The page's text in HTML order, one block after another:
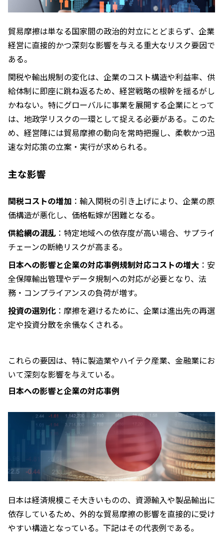
貿易摩擦は単なる国家間の政治的対立にとどまらず、企業
経営に直接的かつ深刻な影響を与える重大なリスク要因で
ある。
関税や輸出規制の変化は、企業のコスト構造や利益率、供
給体制に即座に跳ね返るため、経営戦略の根幹を揺るがし
かねない。特にグローバルに事業を展開する企業にとって
は、地政学リスクの一環として捉える必要がある。このた
め、経営陣には貿易摩擦の動向を常時把握し、柔軟かつ迅
速な対応策の立案・実行が求められる。
主な影響
関税コストの増加 ：輸入関税の引き上げにより、企業の原
価構造が悪化し、価格転嫁が困難となる。
供給網の混乱 ：特定地域への依存度が高い場合、サプライ
チェーンの断絶リスクが高まる。
日本への影響と企業の対応事例規制対応コストの増大 ：安
全保障輸出管理やデータ規制への対応が必要となり、法
務・コンプライアンスの負荷が増す。
投資の選別化 ：摩擦を避けるために、企業は進出先の再選
定や投資分散を余儀なくされる。
これらの要因は、特に製造業やハイテク産業、金融業にお
いて深刻な影響を与えている。
日本への影響と企業の対応事例
日本は経済規模こそ大きいものの、資源輸入や製品輸出に
依存しているため、外的な貿易摩擦の影響を直接的に受け
やすい構造となっている。下記はその代表例である。